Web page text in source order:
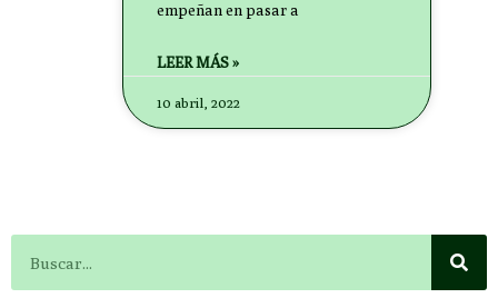
empeñan en pasar a
LEER MÁS »
10 abril, 2022